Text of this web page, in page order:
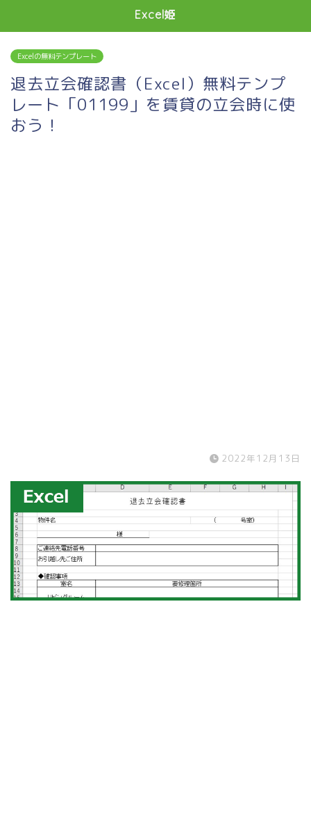
Excel姫
Excelの無料テンプレート
退去立会確認書（Excel）無料テンプ
レート「01199」を賃貸の立会時に使
おう！
2022年12月13日